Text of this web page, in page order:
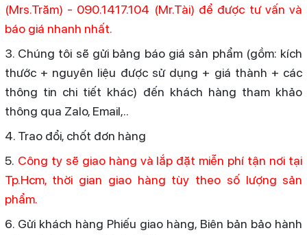
(Mrs.Trăm) - 090.1417.104 (Mr.Tài) để được tư vấn và
báo giá nhanh nhất.
3. Chúng tôi sẽ gửi bảng báo giá sản phẩm (gồm: kích
thước + nguyên liệu được sử dụng + giá thành + các
thông tin chi tiết khác) đến khách hàng tham khảo
thông qua Zalo, Email,..
4. Trao đổi, chốt đơn hàng
5. Công ty sẽ giao hàng và lắp đặt miễn phí tận nơi tại
Tp.Hcm, thời gian giao hàng tùy theo số lượng sản
phẩm.
6. Gửi khách hàng Phiếu giao hàng, Biên bản bảo hành